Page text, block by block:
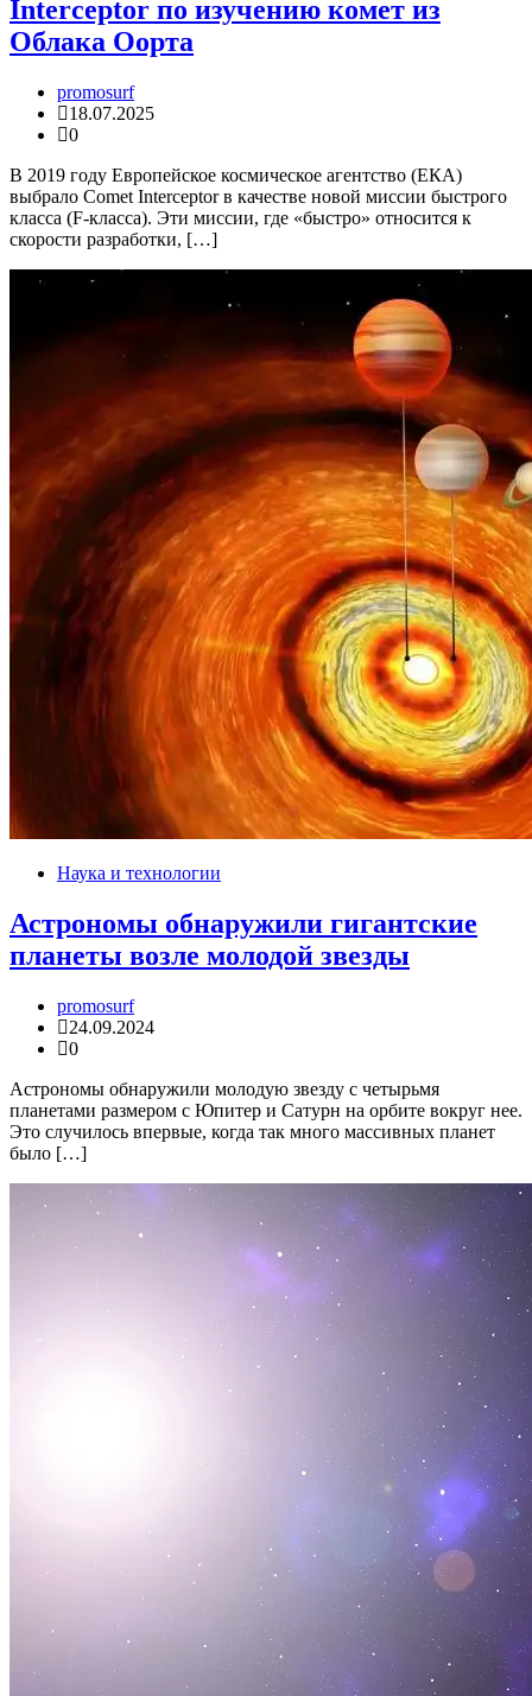
Interceptor по изучению комет из
Облака Оорта
promosurf
18.07.2025
0
В 2019 году Европейское космическое агентство (ЕКА)
выбрало Comet Interceptor в качестве новой миссии быстрого
класса (F-класса). Эти миссии, где «быстро» относится к
скорости разработки, […]
Наука и технологии
Астрономы обнаружили гигантские
планеты возле молодой звезды
promosurf
24.09.2024
0
Астрономы обнаружили молодую звезду с четырьмя
планетами размером с Юпитер и Сатурн на орбите вокруг нее.
Это случилось впервые, когда так много массивных планет
было […]